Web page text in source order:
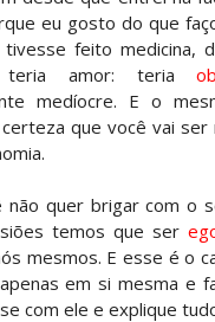
eu gosto do que
tivesse feito medicina,
teria amor: teria
medíocre. E o
que você vai ser
não quer brigar com o
temos que ser
mesmos. E esse é o
em si mesma e
com ele e explique